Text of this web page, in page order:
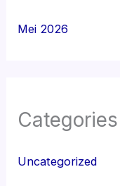
Mei 2026
Categories
Uncategorized